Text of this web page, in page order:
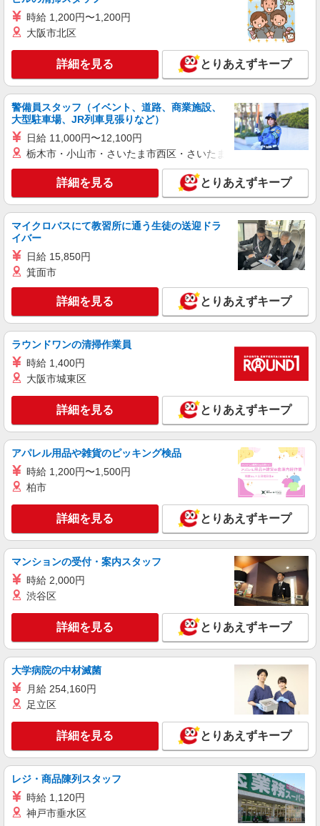
派遣社員
株式会社kotrio /●MT-H-2006295
伊那市＊グループホームSTAFF＊生活のサポ
ート業務を担当
時給1500円〜2125円 ＜日払い有/週払い有/交
通費全支給(ガソリン代含む)＞
伊那市内
キープ 詳細を見る
株式会社kotrio /●MT-H-2068914
伊那市の小さいデイサービス★残業なし♪日勤
のみ◎夜はおうち時間
時給1500円〜2125円 ＜日払い有/週払い有/交
キープ 詳細を見る
介護スタッフ ◆デイサービス、サービス付き
高齢者向け住宅、グループホームなど様々な勤
未経験：時給1250〜1450円（資格・経験によ
る） 経験者：時給1450〜1650円（資格・経験によ
る） ◎月収例 時給1650円×1日8時間×22日（週5
日）＝29万400円 ◆昇給あり ◆支払い方法 ※日払
い/週払い/月払い対応も可能です。詳しくは面談時
にご相談ください。 ◆交通費：別途全額支給 ※当
社規定あり
長野県伊那市 【最寄駅】 ◆JR飯田線「赤木
駅」 ◆JR飯田線「伊那北駅」 ◆JR飯田線「伊那
市駅」 ★その他、近隣に多数勤務地あります！
キープ 詳細を見る
派遣社員
株式会社kotrio /●MT-H-1953111
伊那市｜小さなグループホームで家事や生活の
サポート！
時給1400円〜2125円 ＜日払い有/週払い有/交
通費全支給(ガソリン代含む)＞
キープ 詳細を見る
派遣社員
株式会社kotrio /●MT-H-2094114
＜面接なし＞デイサービスでリハビリ補助・送
迎など＊伊那市
時給1500円〜2125円 ＜日払い有/週払い有/交
通費全支給(ガソリン代含む)＞
伊那市内
キープ 詳細を見る
派遣社員
株式会社kotrio /●MT-H-2051154
時給 1,200円〜1,200円
大阪市北区
詳細を見る とりあえずキープ
警備員スタッフ（イベント、道路、商業施設、
大型駐車場、JR列車見張りなど）
日給 11,000円〜12,100円
栃木市・小山市・さいたま市西区・さいたま市岩槻区・久喜市・
詳細を見る とりあえずキープ
マイクロバスにて教習所に通う生徒の送迎ドラ
イバー
日給 15,850円
箕面市
詳細を見る とりあえずキープ
ラウンドワンの清掃作業員
時給 1,400円
大阪市城東区
詳細を見る とりあえずキープ
アパレル用品や雑貨のピッキング検品
時給 1,200円〜1,500円
柏市
詳細を見る とりあえずキープ
マンションの受付・案内スタッフ
時給 2,000円
渋谷区
詳細を見る とりあえずキープ
大学病院の中材滅菌
月給 254,160円
足立区
詳細を見る とりあえずキープ
レジ・商品陳列スタッフ
時給 1,120円
神戸市垂水区